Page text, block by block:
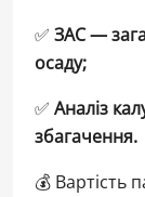
✅ ЗАС —
осаду;
✅ Аналіз
збагачення.
💰 Вартість